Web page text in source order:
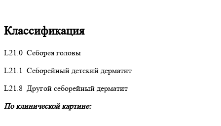
Классификация
L21.0 Себорея головы
L21.1 Себорейный детский дерматит
L21.8 Другой себорейный дерматит
По клинической картине: